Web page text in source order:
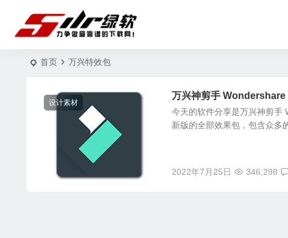
首页 万兴特效包
设计素材
万兴神剪手
今天的软件分享是万兴神剪手
新版的全部效果包，包含众多
2022年7月25日 346,298